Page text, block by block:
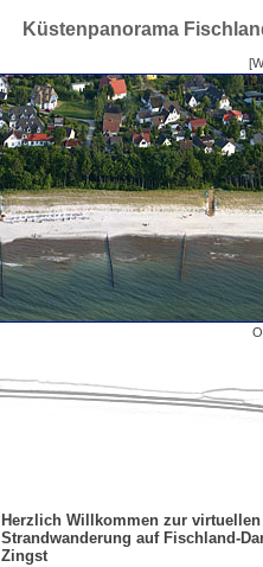
Küstenpanorama
Herzlich Willkommen zur virtuellen
Strandwanderung auf Fischland-
Zingst